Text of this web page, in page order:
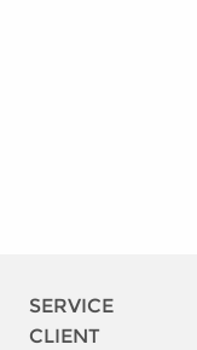
SERVICE
CLIENT